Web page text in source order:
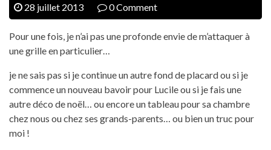
28 juillet 2013 0 Comment
Pour une fois, je n’ai pas une profonde envie de m’attaquer à
une grille en particulier…
je ne sais pas si je continue un autre fond de placard ou si je
commence un nouveau bavoir pour Lucile ou si je fais une
autre déco de noël… ou encore un tableau pour sa chambre
chez nous ou chez ses grands-parents… ou bien un truc pour
moi !